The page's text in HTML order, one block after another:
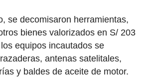
se decomisaron herramientas,
bienes valorizados en S/ 203
equipos incautados se
antenas satelitales,
y baldes de aceite de motor.